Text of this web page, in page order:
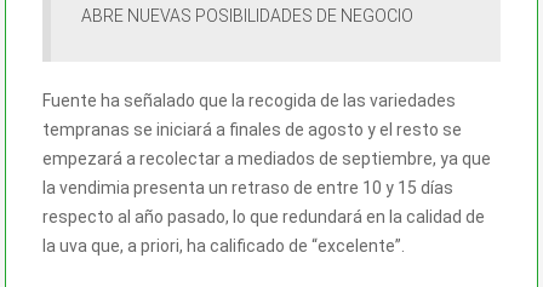
ABRE NUEVAS POSIBILIDADES DE NEGOCIO
Fuente ha señalado que la recogida de las variedades
tempranas se iniciará a finales de agosto y el resto se
empezará a recolectar a mediados de septiembre, ya que
la vendimia presenta un retraso de entre 10 y 15 días
respecto al año pasado, lo que redundará en la calidad de
la uva que, a priori, ha calificado de “excelente”.